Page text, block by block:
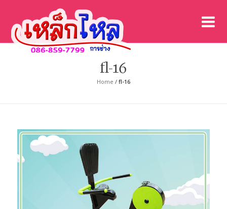
fl-16
Home / fl-16